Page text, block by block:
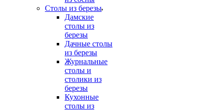
Столы из березы
Дамские
столы из
березы
Дачные столы
из березы
Журнальные
столы и
столики из
березы
Кухонные
столы из